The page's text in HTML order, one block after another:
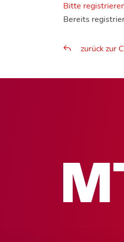
Bitte
Bereits
zurück zur